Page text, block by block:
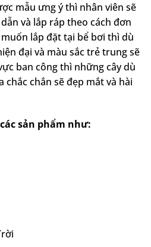
mẫu ưng ý thì nhân viên sẽ
và lắp ráp theo cách đơn
lắp đặt tại bể bơi thì dù
đại và màu sắc trẻ trung sẽ
ban công thì những cây dù
chắc chắn sẽ đẹp mắt và hài
sản phẩm như: